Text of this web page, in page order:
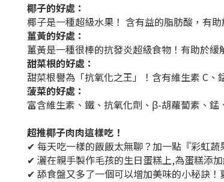
椰子的好處：
椰子是一種超級水果！ 含有益的脂肪酸，有
薑黃的好處：
薑黃是一種很棒的抗發炎超級食物！有助於
甜菜根的好處：
甜菜根譽為「抗氧化之王 」！含有維生素 C
菠菜的好處：
富含維生素、鐵、抗氧化劑、β-胡蘿蔔素、錳
超推椰子肉肉這樣吃！
✔ 每天吃一樣的飯飯太無聊？加一點『彩虹
✔ 灑在親手製作毛孩的生日蛋糕上,為蛋糕添
✔ 舔食盤又多了一個可以增加美味的小秘訣